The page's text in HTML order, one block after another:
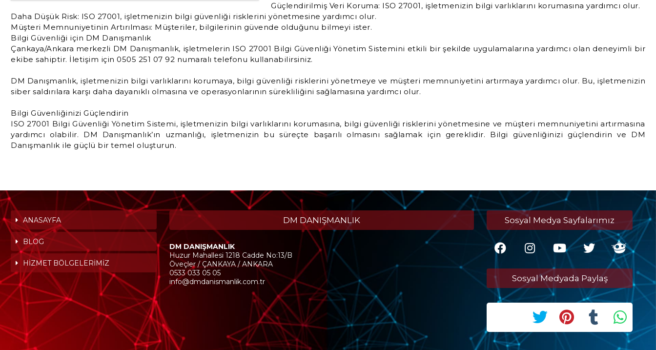
Güçlendirilmiş Veri Koruma: ISO 27001, işletmenizin bilgi varlıklarını korumasına yardımcı olur.
Daha Düşük Risk: ISO 27001, işletmenizin bilgi güvenliği risklerini yönetmesine yardımcı olur.
Müşteri Memnuniyetinin Artırılması: Müşteriler, bilgilerinin güvende olduğunu bilmeyi ister.
Bilgi Güvenliği için DM Danışmanlık
Çankaya/Ankara merkezli DM Danışmanlık, işletmelerin ISO 27001 Bilgi Güvenliği Yönetim Sistemini etkili bir şekilde uygulamalarına yardımcı olan deneyimli bir
ekibe sahiptir. İletişim için 0505 251 07 92 numaralı telefonu kullanabilirsiniz.
DM Danışmanlık, işletmenizin bilgi varlıklarını korumaya, bilgi güvenliği risklerini yönetmeye ve müşteri memnuniyetini artırmaya yardımcı olur. Bu, işletmenizin
siber saldırılara karşı daha dayanıklı olmasına ve operasyonlarının sürekliliğini sağlamasına yardımcı olur.
Bilgi Güvenliğinizi Güçlendirin
ISO 27001 Bilgi Güvenliği Yönetim Sistemi, işletmenizin bilgi varlıklarını korumasına, bilgi güvenliği risklerini yönetmesine ve müşteri memnuniyetini artırmasına
yardımcı olabilir. DM Danışmanlık’ın uzmanlığı, işletmenizin bu süreçte başarılı olmasını sağlamak için gereklidir. Bilgi güvenliğinizi güçlendirin ve DM
Danışmanlık ile güçlü bir temel oluşturun.
ANASAYFA
BLOG
HİZMET BÖLGELERİMİZ
DM DANIŞMANLIK
DM DANIŞMANLIK
Huzur Mahallesi 1218 Cadde No:13/B
Öveçler / ÇANKAYA / ANKARA
0533 033 05 05
info@dmdanismanlik.com.tr
Sosyal Medya Sayfalarımız
Sosyal Medyada Paylaş